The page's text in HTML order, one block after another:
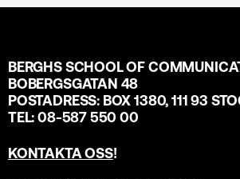
BERGHS SCHOOL OF
BOBERGSGATAN 48
POSTADRESS: BOX 1380, 111 93
TEL: 08-587 550 00
KONTAKTA OSS!